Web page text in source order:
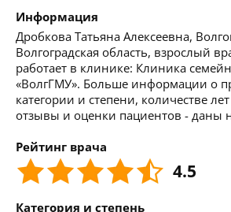
Информация
Дробкова Татьяна Алексеевна,
Волгоградская область, взрослый
работает в клинике: Клиника
«ВолгГМУ». Больше информации о
категории и степени, количестве
отзывы и оценки пациентов - даны
Рейтинг врача
4.5
Категория и степень